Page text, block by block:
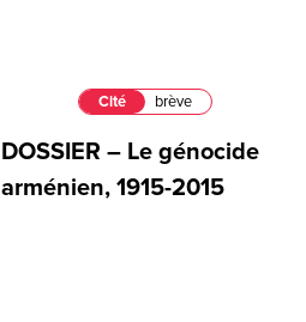
Cité brève
DOSSIER – Le génocide
arménien, 1915-2015